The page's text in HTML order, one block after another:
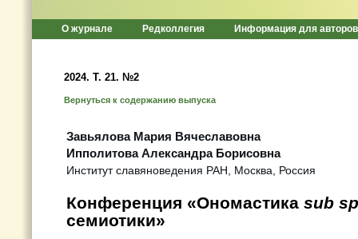
О журнале Редколлегия Информация для авторов
2024. Т. 21. №2
Вернуться к содержанию выпуска
Завьялова Мария Вячеславовна
Ипполитова Александра Борисовна
Институт славяноведения РАН, Москва, Россия
Конференция «Ономастика sub
семиотики»